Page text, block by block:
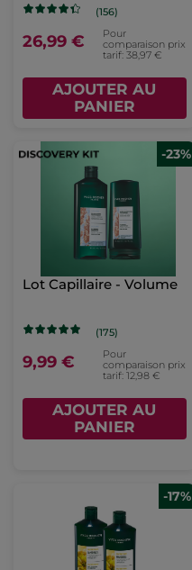
(156)
26,99 €
Pour
comparaison prix
tarif: 38,97 €
AJOUTER AU
PANIER
-23%
Lot Capillaire - Volume
(175)
9,99 €
Pour
comparaison prix
tarif: 12,98 €
AJOUTER AU
PANIER
-17%